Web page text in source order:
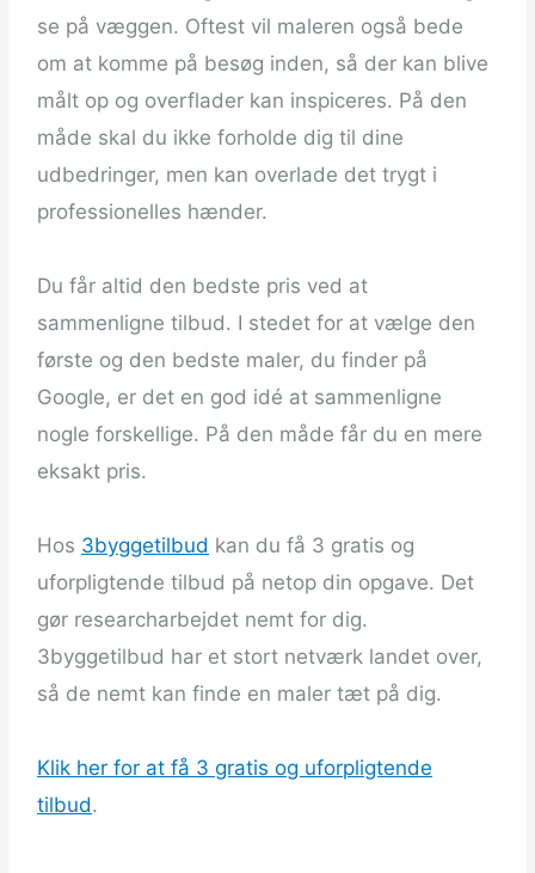
se på væggen. Oftest vil maleren også bede
om at komme på besøg inden, så der kan blive
målt op og overflader kan inspiceres. På den
måde skal du ikke forholde dig til dine
udbedringer, men kan overlade det trygt i
professionelles hænder.
Du får altid den bedste pris ved at
sammenligne tilbud. I stedet for at vælge den
første og den bedste maler, du finder på
Google, er det en god idé at sammenligne
nogle forskellige. På den måde får du en mere
eksakt pris.
Hos 3byggetilbud kan du få 3 gratis og
uforpligtende tilbud på netop din opgave. Det
gør researcharbejdet nemt for dig.
3byggetilbud har et stort netværk landet over,
så de nemt kan finde en maler tæt på dig.
Klik her for at få 3 gratis og uforpligtende
tilbud.